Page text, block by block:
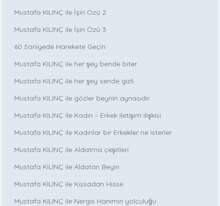
Mustafa KILINÇ ile İşin Özü 2
Mustafa KILINÇ ile İşin Özü 3
60 Saniyede Harekete Geçin
Mustafa KILINÇ ile her şey bende biter.
Mustafa KILINÇ ile her şey sende gizli.
Mustafa KILINÇ ile gözler beynin aynasıdır.
Mustafa KILINÇ ile Kadın – Erkek iletişim ilişkisi
Mustafa KILINÇ ile Kadınlar bir Erkekler ne isterler
Mustafa KILINÇ ile Aldatma çeşitleri
Mustafa KILINÇ ile Aldatan Beyin
Mustafa KILINÇ ile Kıssadan Hisse
Mustafa KILINÇ ile Nergis Hanımın yolculuğu